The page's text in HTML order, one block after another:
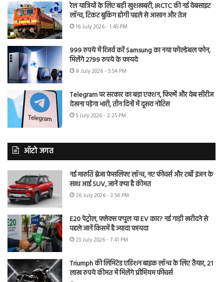
रेल यात्रियों के लिए बड़ी खुशखबरी, IRCTC की नई वेबसाइट
लॉन्च, टिकट बुकिंग होगी पहले से आसान और तेज
16 July 2026 - 1:45 PM
999 रुपये में रिजर्व करें Samsung का नया फोल्डेबल फोन,
मिलेंगे 2799 रुपये के फायदे
8 July 2026 - 5:54 PM
Telegram पर सरकार का बड़ा एक्शन, फिल्में और वेब सीरीज
देखना पड़ेगा भारी, तीन दिनों में दूसरा नोटिस
5 July 2026 - 2:25 PM
ऑटो जगत
नई मारुति ब्रेजा फेसलिफ्ट लॉन्च, नए फीचर्स और टर्बो इंजन के
साथ आई SUV, जानें क्या है कीमत
26 July 2026 - 3:56 PM
E20 पेट्रोल, फ्लेक्स फ्यूल या EV कार? नई गाड़ी खरीदने से
पहले जानें किसमें है ज्यादा फायदा
23 July 2026 - 7:41 PM
Triumph की लिमिटेड एडिशन बाइक लॉन्च के लिए तैयार, 21
लाख रुपये कीमत में मिलेंगे प्रीमियम फीचर्स